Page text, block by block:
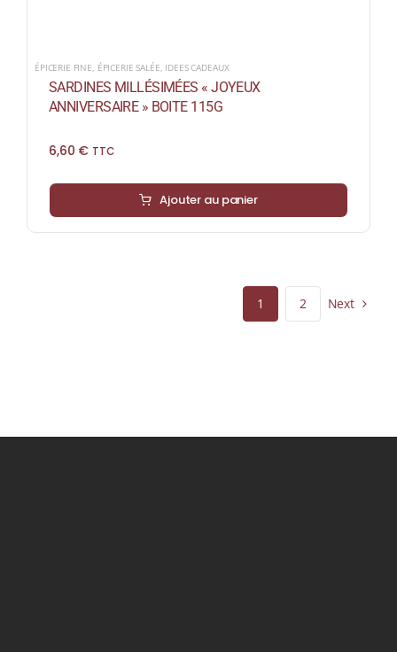
ÉPICERIE FINE ÉPICERIE SALÉE IDEES CADEAUX
SARDINES MILLÉSIMÉES « JOYEUX
ANNIVERSAIRE » BOITE 115G
6,60 € TTC
Ajouter au panier
1 2 Next